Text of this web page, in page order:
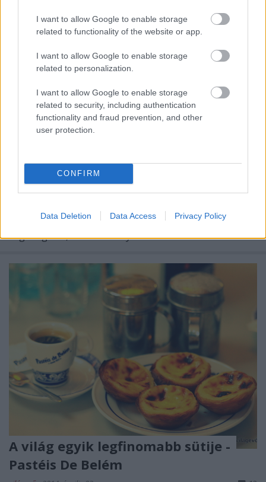
I want to allow Google to enable storage
related to functionality of the website or app.
I want to allow Google to enable storage
related to personalization.
I want to allow Google to enable storage
related to security, including authentication
functionality and fraud prevention, and other
user protection.
CONFIRM
Data Deletion Data Access Privacy Policy
útitársam, egy spanyol blogger, Inma összerakta ezt
a szuper filmet a nagy októberi
egy ország körbeevésének méltó dokumentációja.
Inma…
Tengeri pecázás Portugáliában -
komoly meglepetéssel
Pár hete alaposan végigjártam Portugáliát, illetve
inkább végigettem, aki követ az Instagramon vagy
Twitteren, már kapott belőle bőven apró ízelítőket. A
legelső gasztrokaland során magunknak fogott
halakból készítettünk ebédet egy portugál séf
segítségével, az eredmény…
A világ egyik legfinomabb sütije -
Pastéis De Belém